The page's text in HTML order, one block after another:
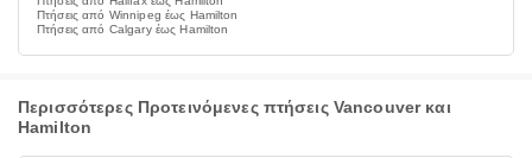
Πτήσεις από Winnipeg έως Hamilton
Πτήσεις από Calgary έως Hamilton
Περισσότερες Προτεινόμενες πτήσεις Vancouver και
Hamilton